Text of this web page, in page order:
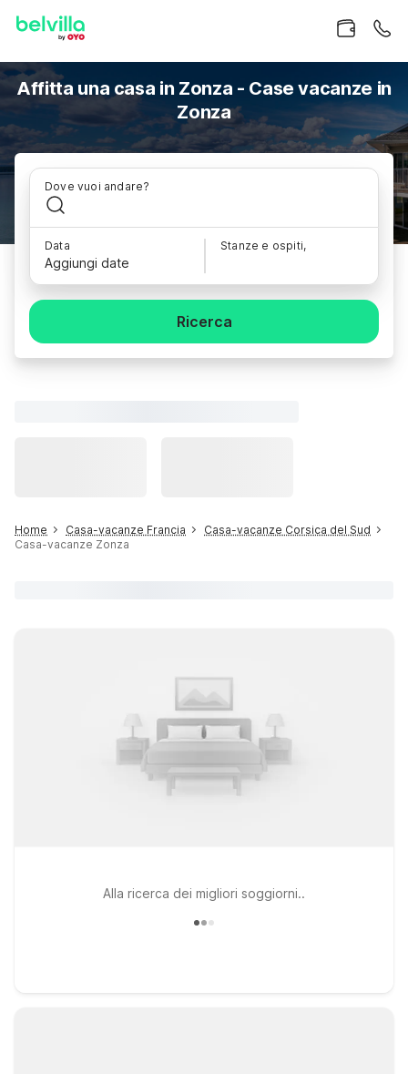
Affitta una casa in Zonza - Case vacanze in
Zonza
Dove vuoi andare?
Data
Aggiungi date
Stanze e ospiti,
Ricerca
Home Casa-vacanze Francia
Casa-vacanze Corsica del Sud
Casa-vacanze Zonza
Alla ricerca dei migliori soggiorni..